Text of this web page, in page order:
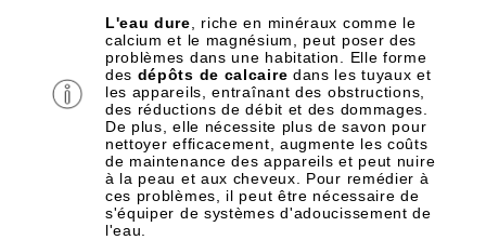
L'eau dure , riche en minéraux comme le
calcium et le magnésium, peut poser des
problèmes dans une habitation. Elle forme
des dépôts de calcaire dans les tuyaux et
les appareils, entraînant des obstructions,
des réductions de débit et des dommages.
De plus, elle nécessite plus de savon pour
nettoyer efficacement, augmente les coûts
de maintenance des appareils et peut nuire
à la peau et aux cheveux. Pour remédier à
ces problèmes, il peut être nécessaire de
s'équiper de systèmes d'adoucissement de
l'eau.